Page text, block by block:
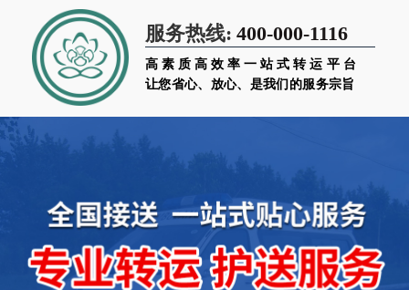
服务热线: 400-000-1116
高素质高效率一站式转运平台
让您省心、放心、是我们的服务宗旨